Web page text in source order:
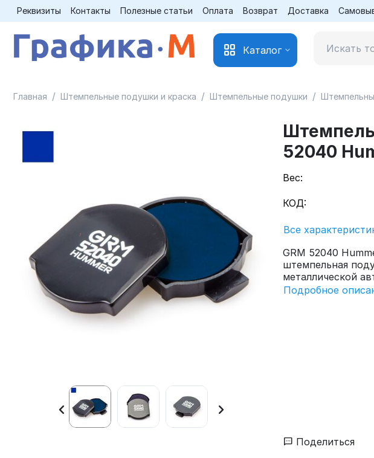
Реквизиты Контакты Полезные статьи Оплата Возврат Доставка
Каталог
Главная / Штемпельные подушки и краска / Штемпельные подушки /
52040
Вес:
КОД:
Все
GRM 52040
штемпельная
металлической
Подробное
Поделиться